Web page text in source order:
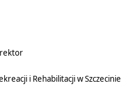
i Rehabilitacji w Szczecinie